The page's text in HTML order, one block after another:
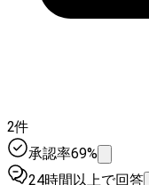
2件
承認率69%
24時間以上で回答